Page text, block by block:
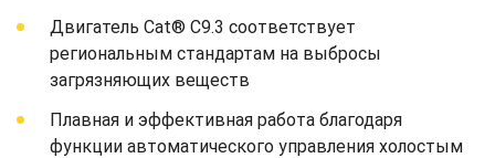
Двигатель Cat® C9.3 соответствует
региональным стандартам на выбросы
загрязняющих веществ
Плавная и эффективная работа благодаря
функции автоматического управления холостым